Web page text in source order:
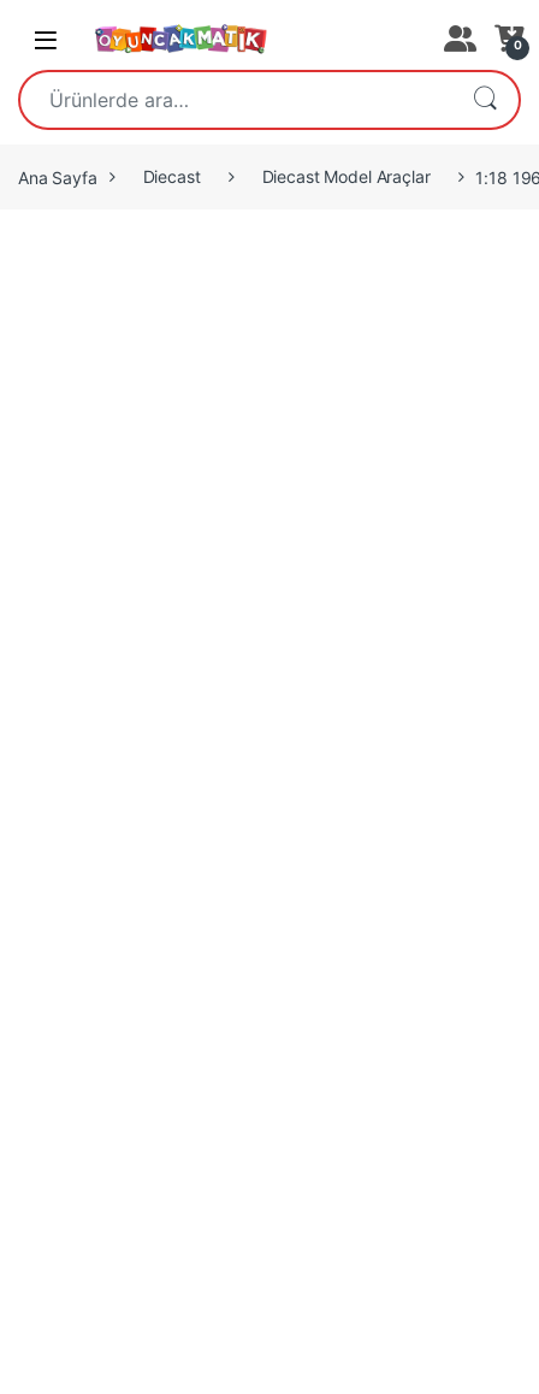
Open 0
Ara:
Ana Sayfa Diecast Diecast Model Araçlar 1:18